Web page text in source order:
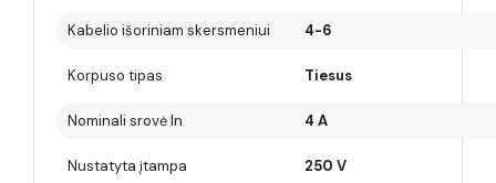
Kabelio išoriniam skersmeniui 4-6
Korpuso tipas Tiesus
Nominali srovė In 4 A
Nustatyta įtampa 250 V